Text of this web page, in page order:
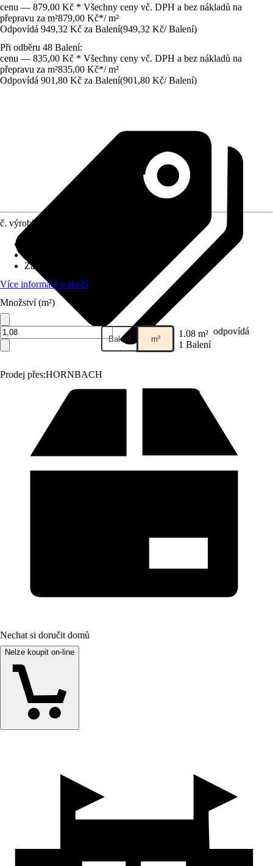
cenu — 879,00 Kč * Všechny ceny vč. DPH a bez nákladů na
přepravu za m²879,00 Kč*/ m²
Odpovídá 949,32 Kč za Balení(949,32 Kč/ Balení)
Při odběru 48 Balení:
cenu — 835,00 Kč * Všechny ceny vč. DPH a bez nákladů na
přepravu za m²835,00 Kč*/ m²
Odpovídá 901,80 Kč za Balení(901,80 Kč/ Balení)
Prodej přes:HORNBACH
č. výrobku
Základní barva
Více informací o zboží
Množství (m²)
Balení m² 1.08 m² odpovídá
1 Balení
Nechat si doručit domů
Nelze koupit on-line